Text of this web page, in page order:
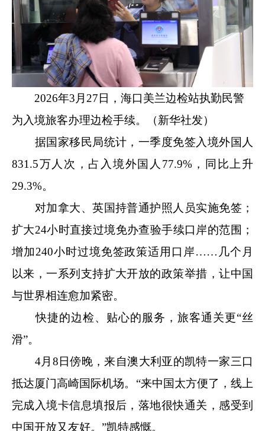
2026年3月27日，海口美兰边检站执勤民警
为入境旅客办理边检手续。（新华社发）
据国家移民局统计，一季度免签入境外国人
831.5万人次，占入境外国人77.9%，同比上升
29.3%。
对加拿大、英国持普通护照人员实施免签；
扩大24小时直接过境免办查验手续口岸的范围；
增加240小时过境免签政策适用口岸……几个月
以来，一系列支持扩大开放的政策举措，让中国
与世界相连愈加紧密。
快捷的边检、贴心的服务，旅客通关更“丝
滑”。
4月8日傍晚，来自澳大利亚的凯特一家三口
抵达厦门高崎国际机场。“来中国太方便了，线上
完成入境卡信息填报后，落地很快通关，感受到
中国开放又友好。”凯特感慨。